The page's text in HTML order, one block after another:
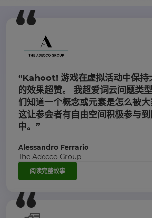
“Kahoot! 游戏在虚拟活动中保持
的效果超赞。 我超爱词云问题类
们知道一个概念或元素是怎么被大
这让参会者有自由空间积极参与
中。”
Alessandro Ferrario
The Adecco Group
阅读完整故事